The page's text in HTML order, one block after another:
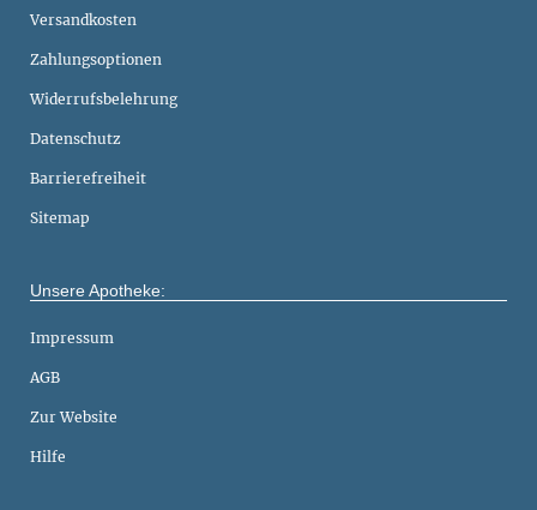
Versandkosten
Zahlungsoptionen
Widerrufsbelehrung
Datenschutz
Barrierefreiheit
Sitemap
Unsere Apotheke:
Impressum
AGB
Zur Website
Hilfe